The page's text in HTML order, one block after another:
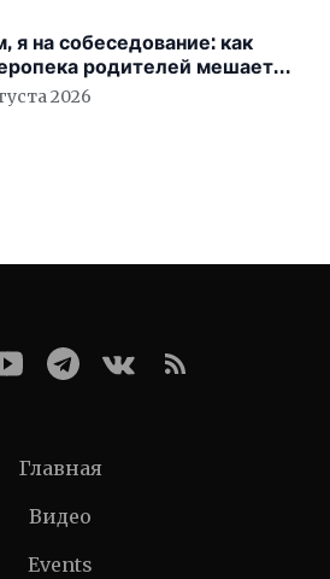
я на собеседование: как
родителей мешает
устроиться в компанию
2026
Главная
Видео
Events